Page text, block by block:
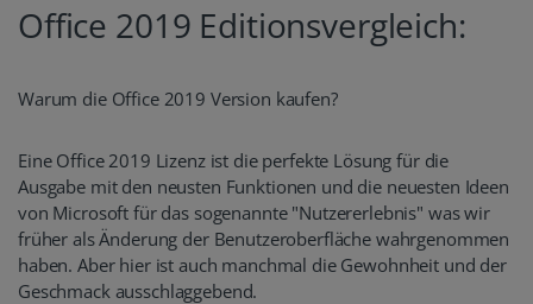
Office 2019 Editionsvergleich:
Warum die Office 2019 Version kaufen?
Eine Office 2019 Lizenz ist die perfekte Lösung für die
Ausgabe mit den neusten Funktionen und die neuesten Ideen
von Microsoft für das sogenannte "Nutzererlebnis" was wir
früher als Änderung der Benutzeroberfläche wahrgenommen
haben. Aber hier ist auch manchmal die Gewohnheit und der
Geschmack ausschlaggebend.